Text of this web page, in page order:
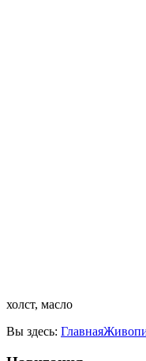
холст, масло
Вы здесь: Главная